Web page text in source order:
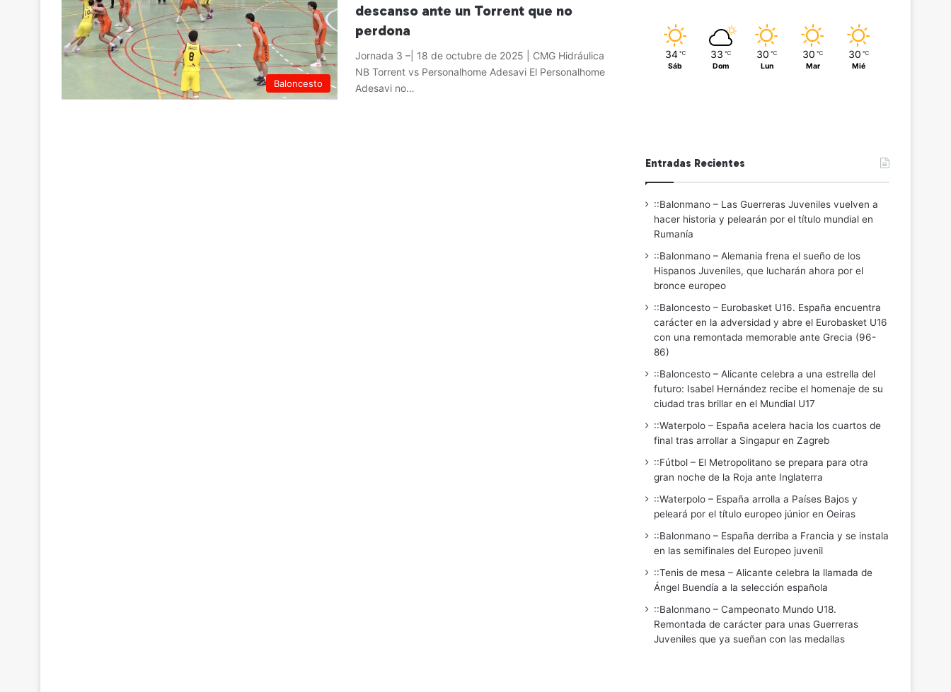
Baloncesto
descanso ante un Torrent que no
perdona
Jornada 3 –| 18 de octubre de 2025 | CMG Hidráulica
NB Torrent vs Personalhome Adesavi El Personalhome
Adesavi no…
34 ℃
Sáb
33 ℃
Dom
30 ℃
Lun
30 ℃
Mar
30 ℃
Mié
Entradas Recientes
::Balonmano – Las Guerreras Juveniles vuelven a
hacer historia y pelearán por el título mundial en
Rumanía
::Balonmano – Alemania frena el sueño de los
Hispanos Juveniles, que lucharán ahora por el
bronce europeo
::Baloncesto – Eurobasket U16. España encuentra
carácter en la adversidad y abre el Eurobasket U16
con una remontada memorable ante Grecia (96-
86)
::Baloncesto – Alicante celebra a una estrella del
futuro: Isabel Hernández recibe el homenaje de su
ciudad tras brillar en el Mundial U17
::Waterpolo – España acelera hacia los cuartos de
final tras arrollar a Singapur en Zagreb
::Fútbol – El Metropolitano se prepara para otra
gran noche de la Roja ante Inglaterra
::Waterpolo – España arrolla a Países Bajos y
peleará por el título europeo júnior en Oeiras
::Balonmano – España derriba a Francia y se instala
en las semifinales del Europeo juvenil
::Tenis de mesa – Alicante celebra la llamada de
Ángel Buendía a la selección española
::Balonmano – Campeonato Mundo U18.
Remontada de carácter para unas Guerreras
Juveniles que ya sueñan con las medallas